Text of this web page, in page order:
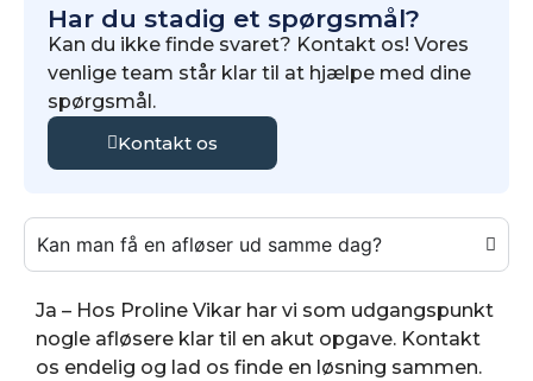
Har du stadig et spørgsmål?
Kan du ikke finde svaret? Kontakt os! Vores
venlige team står klar til at hjælpe med dine
spørgsmål.
Kontakt os
Kan man få en afløser ud samme dag?
Ja – Hos Proline Vikar har vi som udgangspunkt
nogle afløsere klar til en akut opgave. Kontakt
os endelig og lad os finde en løsning sammen.